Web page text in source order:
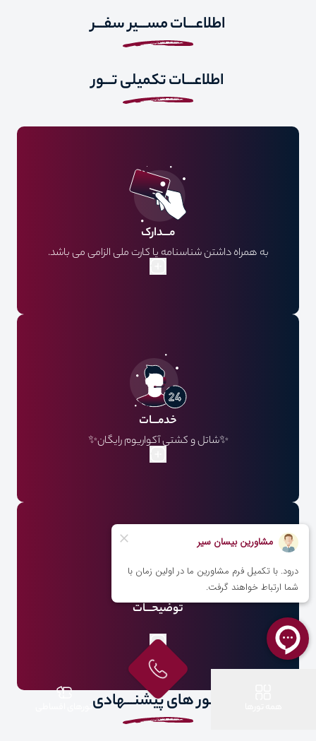
اطلاعـــات مســـیر سفـــر
اطلاعـــات تکمیلی تـــور
مـــدارک
به همراه داشتن شناسنامه یا کارت ملی الزامی می باشد.
شرایط پذیرش تمامی هتل ها طبق قوانین جمهوری اسلامی
خدمـــات
✨شاتل و کشتی آکواریوم رایگان✨
گشت جزیره رایگان
استقبال فرودگاهی VIP
توضیحـــات
تـــور های پیشنـــهادی